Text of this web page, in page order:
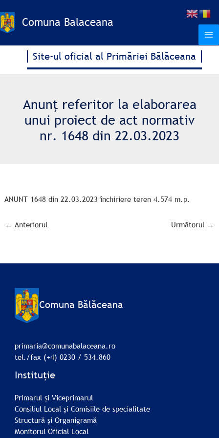
la
conținutComuna Balaceana
Site-ul oficial al Primăriei Bălăceana
Anunţ referitor la elaborarea
unui proiect de act normativ
nr. 1648 din 22.03.2023
ANUNT 1648 din 22.03.2023 închiriere teren 4.574 m.p.
← Anteriorul Următorul →
Comuna Bălăceana
primaria@comunabalaceana.ro
tel./fax (+4) 0230 / 534.860
Instituție
Primarul și Viceprimarul
Consiliul Local și Comisiile de specialitate
Structură și Organigramă
Monitorul Oficial Local